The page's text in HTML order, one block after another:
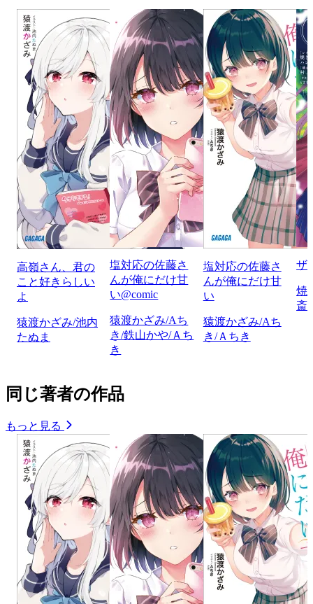
高嶺さん、君の
こと好きらしい
よ
猿渡かざみ/池内
たぬま
塩対応の佐藤さ
んが俺にだけ甘
い@comic
猿渡かざみ/Aち
き/鉄山かや/Ａち
き
塩対応の佐藤さ
んが俺にだけ甘
い
猿渡かざみ/Aち
き/Ａちき
ザ
焼
斎
同じ著者の作品
もっと見る